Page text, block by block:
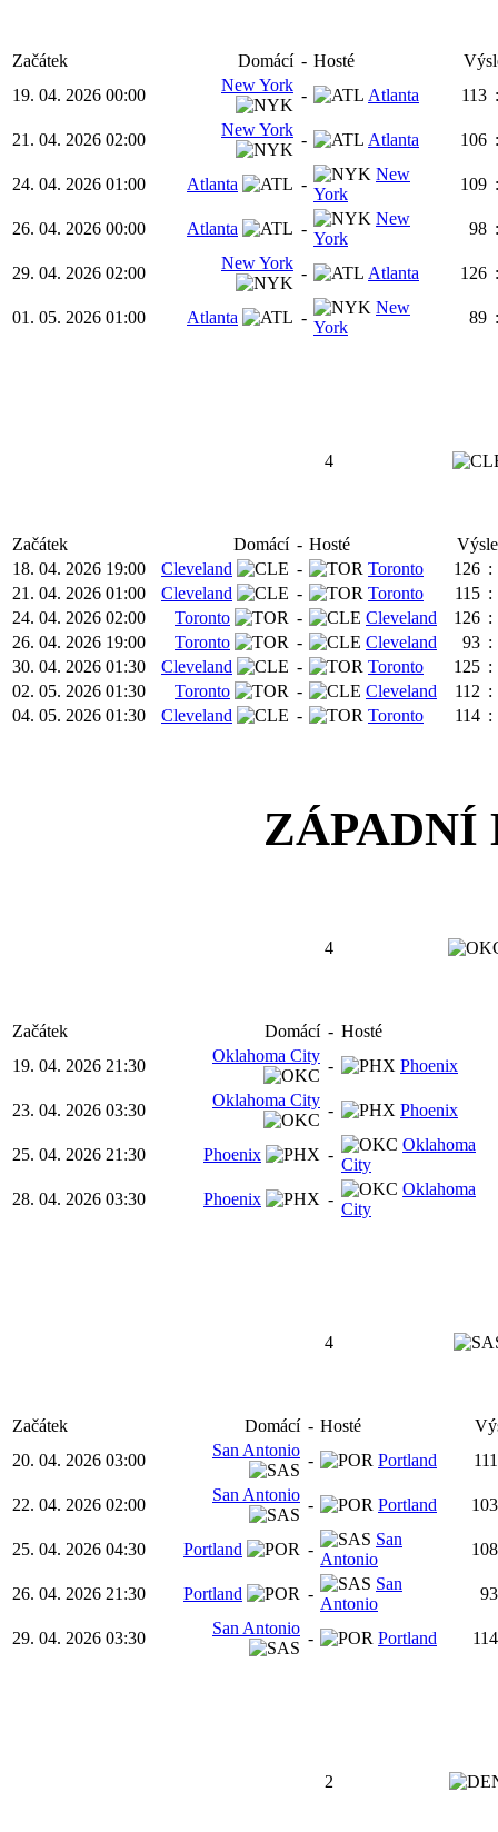
Začátek Domácí - Hosté
19. 04. 2026 00:00
New York
- Atlanta 113 :
21. 04. 2026 02:00
New York
- Atlanta 106 :
24. 04. 2026 01:00 Atlanta -
New
York
109 :
26. 04. 2026 00:00 Atlanta -
New
York
98 :
29. 04. 2026 02:00
New York
- Atlanta 126 :
01. 05. 2026 01:00 Atlanta -
New
York
89 :
4
Začátek Domácí - Hosté
18. 04. 2026 19:00
Cleveland - Toronto 126 :
21. 04. 2026 01:00
Cleveland - Toronto 115 :
24. 04. 2026 02:00
Toronto - Cleveland 126 :
26. 04. 2026 19:00
Toronto - Cleveland 93 :
30. 04. 2026 01:30
Cleveland - Toronto 125 :
02. 05. 2026 01:30
Toronto - Cleveland 112 :
04. 05. 2026 01:30
Cleveland - Toronto 114 :
ZÁPADNÍ
4
Začátek Domácí - Hosté
19. 04. 2026 21:30
Oklahoma City
- Phoenix
23. 04. 2026 03:30
Oklahoma City
- Phoenix
25. 04. 2026 21:30 Phoenix -
Oklahoma
City
28. 04. 2026 03:30
Phoenix -
Oklahoma
City
4
Začátek Domácí - Hosté
20. 04. 2026 03:00
San Antonio
- Portland 111
22. 04. 2026 02:00
San Antonio
- Portland 103
25. 04. 2026 04:30 Portland -
San
Antonio
108
26. 04. 2026 21:30 Portland -
San
Antonio
93
29. 04. 2026 03:30
San Antonio
- Portland 114
2